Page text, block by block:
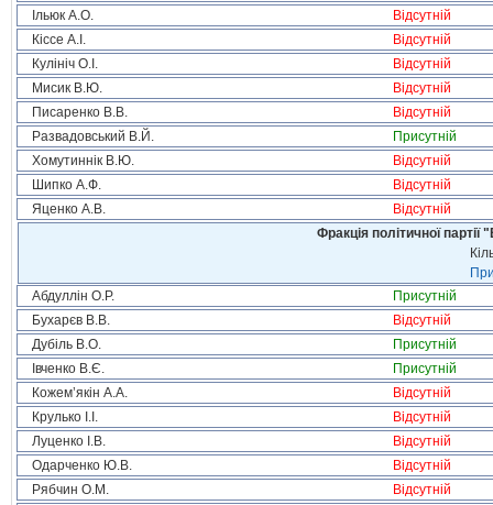
Ільюк А.О.
Відсутній
Кіссе А.І.
Відсутній
Кулініч О.І.
Відсутній
Мисик В.Ю.
Відсутній
Писаренко В.В.
Відсутній
Развадовський В.Й.
Присутній
Хомутиннік В.Ю.
Відсутній
Шипко А.Ф.
Відсутній
Яценко А.В.
Відсутній
Фракція політичної
Абдуллін О.Р.
Присутній
Бухарєв В.В.
Відсутній
Дубіль В.О.
Присутній
Івченко В.Є.
Присутній
Кожем’якін А.А.
Відсутній
Крулько І.І.
Відсутній
Луценко І.В.
Відсутній
Одарченко Ю.В.
Відсутній
Рябчин О.М.
Відсутній